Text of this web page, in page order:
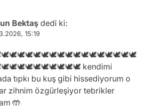
Bektaş dedi ki:
15:19
kendimi
tıpkı bu kuş gibi hissediyorum o
zihnim özgürleşiyor tebrikler
🤲